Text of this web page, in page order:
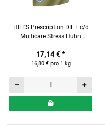
HILL'S Prescription DIET c/d
Multicare Stress Huhn
Katzen
17,14 € *
16,80 € pro 1 kg